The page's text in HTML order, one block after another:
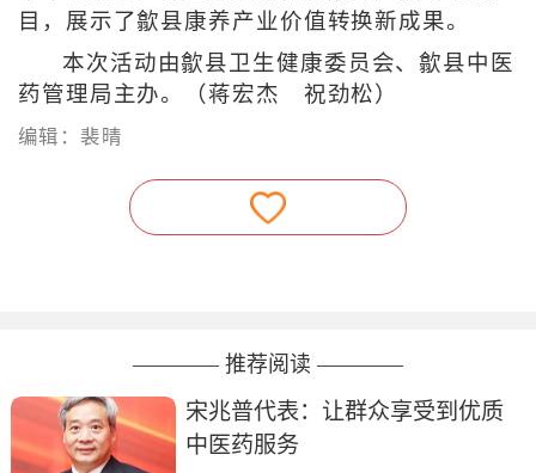
目，展示了歙县康养产业价值转换新成果。
本次活动由歙县卫生健康委员会、歙县中医
药管理局主办。（蒋宏杰 祝劲松）
编辑：裴晴
———— 推荐阅读 ————
宋兆普代表：让群众享受到优质
中医药服务